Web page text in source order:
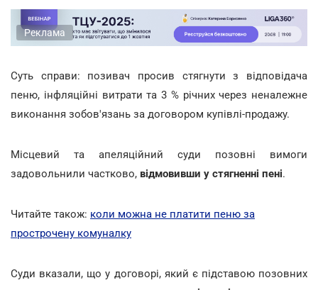
Реклама
Суть справи: позивач просив стягнути з відповідача
пеню, інфляційні витрати та 3 % річних через неналежне
виконання зобов'язань за договором купівлі-продажу.
Місцевий та апеляційний суди позовні вимоги
задовольнили частково, відмовивши у стягненні пені.
Читайте також: коли можна не платити пеню за
прострочену комуналку
Суди вказали, що у договорі, який є підставою позовних